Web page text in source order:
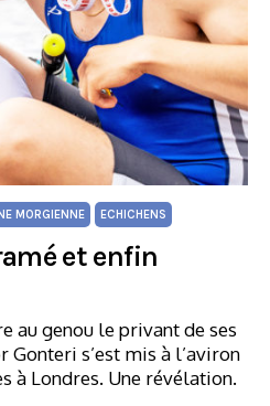
MORGIENNE ECHICHENS
et enfin
au genou le privant de ses
Gonteri s’est mis à l’aviron
à Londres. Une révélation.